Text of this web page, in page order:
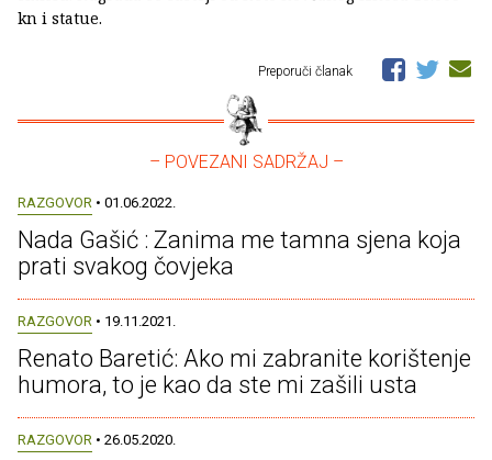
kn i statue.
Preporuči članak
– POVEZANI SADRŽAJ –
RAZGOVOR • 01.06.2022.
Nada Gašić : Zanima me tamna sjena koja
prati svakog čovjeka
RAZGOVOR • 19.11.2021.
Renato Baretić: Ako mi zabranite korištenje
humora, to je kao da ste mi zašili usta
RAZGOVOR • 26.05.2020.